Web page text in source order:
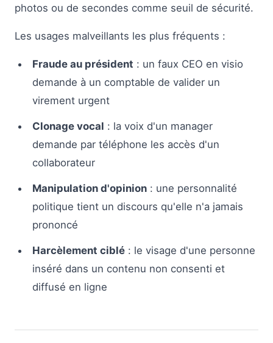
photos ou de secondes comme seuil de sécurité.
Les usages malveillants les plus fréquents :
Fraude au président : un faux CEO en visio
demande à un comptable de valider un
virement urgent
Clonage vocal : la voix d'un manager
demande par téléphone les accès d'un
collaborateur
Manipulation d'opinion: une personnalité
politique tient un discours qu'elle n'a jamais
prononcé
Harcèlement ciblé: le visage d'une personne
inséré dans un contenu non consenti et
diffusé en ligne